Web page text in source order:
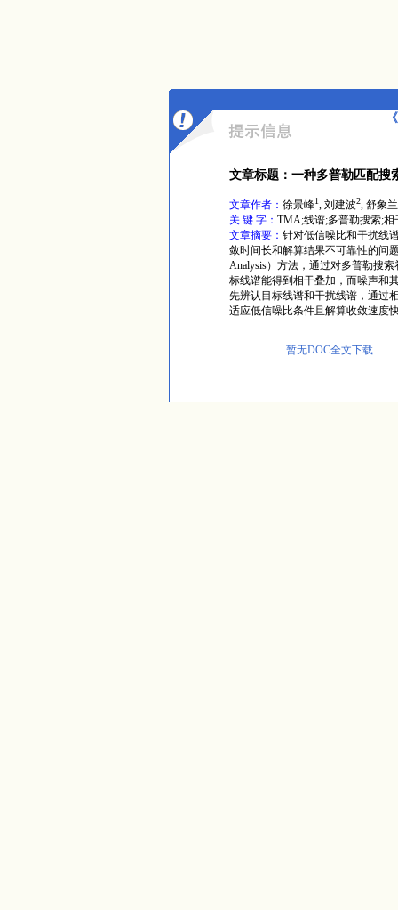
文章标题：一种多普勒匹配搜
文章作者： 徐景峰1, 刘建波2, 舒象兰
关 键 字： TMA;线谱;多普勒搜索;相
文章摘要： 针对低信噪比和干扰线
敛时间长和解算结果不可靠性的问
Analysis）方法，通过对多普勒搜
标线谱能得到相干叠加，而噪声和
先辨认目标线谱和干扰线谱，通过
适应低信噪比条件且解算收敛速度
暂无DOC全文下载